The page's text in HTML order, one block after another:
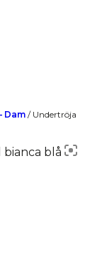
Dam / Undertröja